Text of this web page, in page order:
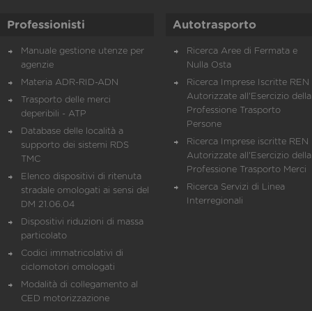
Professionisti
Manuale gestione utenze per
agenzie
Materia ADR-RID-ADN
Trasporto delle merci
deperibili - ATP
Database delle località a
supporto dei sistemi RDS
TMC
Elenco dispositivi di ritenuta
stradale omologati ai sensi del
DM 21.06.04
Dispositivi riduzioni di massa
particolato
Codici immatricolativi di
ciclomotori omologati
Modalità di collegamento al
CED motorizzazione
Autotrasporto
Ricerca Aree di Fermata e
Nulla Osta
Ricerca Imprese Iscritte REN
Autorizzate all'Esercizio della
Professione Trasporto
Persone
Ricerca Imprese iscritte REN
Autorizzate all'Esercizio della
Professione Trasporto Merci
Ricerca Servizi di Linea
Interregionali